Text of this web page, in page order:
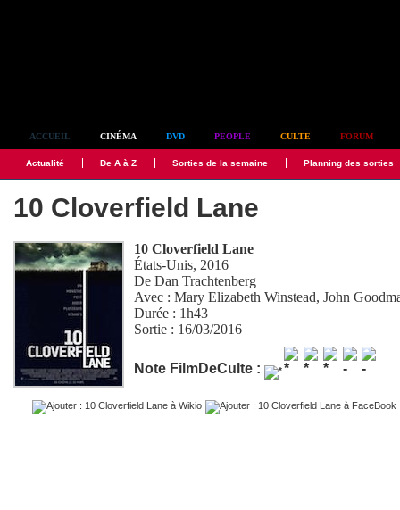
ACCUEIL CINÉMA DVD PEOPLE CULTE FORUM
Actualité De A à Z Sorties de la semaine Planning des sorties
10 Cloverfield Lane
10 Cloverfield Lane
États-Unis, 2016
DeDan Trachtenberg
Avec :Mary Elizabeth Winstead,John
Durée : 1h43
Sortie : 16/03/2016
Note FilmDeCulte :